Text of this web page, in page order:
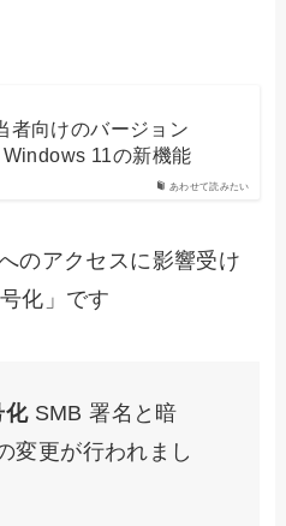
あわせて読みたい
者向けのバージョン
11の新機能
のアクセスに影響受け
化」です
化SMB 署名と暗
変更が行われまし